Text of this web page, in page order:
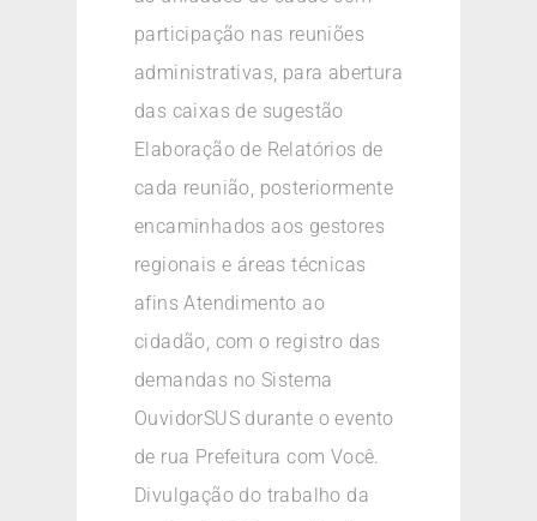
participação nas reuniões
administrativas, para abertura
das caixas de sugestão
Elaboração de Relatórios de
cada reunião, posteriormente
encaminhados aos gestores
regionais e áreas técnicas
afins Atendimento ao
cidadão, com o registro das
demandas no Sistema
OuvidorSUS durante o evento
de rua Prefeitura com Você.
Divulgação do trabalho da